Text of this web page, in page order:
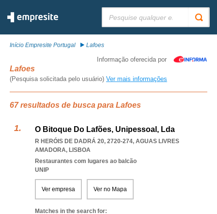
Início Empresite Portugal Lafoes
Informação oferecida por
Lafoes
(Pesquisa solicitada pelo usuário) Ver mais informações
67 resultados de busca para Lafoes
O Bitoque Do Lafões, Unipessoal, Lda
R HERÓIS DE DADRÁ 20, 2720-274, AGUAS LIVRES
AMADORA, LISBOA
Restaurantes com lugares ao balcão
UNIP
Ver empresa Ver no Mapa
Matches in the search for: